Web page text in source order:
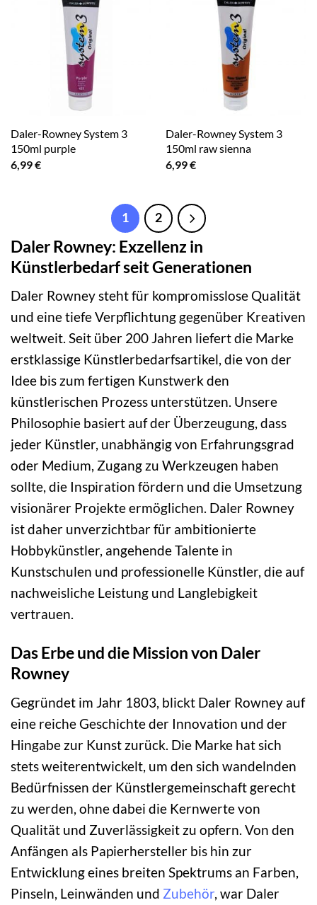
Daler-Rowney System 3
150ml purple
6,99€
Daler-Rowney System 3
150ml raw sienna
6,99€
1 2
Daler Rowney: Exzellenz in
Künstlerbedarf seit Generationen
Daler Rowney steht für kompromisslose Qualität
und eine tiefe Verpflichtung gegenüber Kreativen
weltweit. Seit über 200 Jahren liefert die Marke
erstklassige Künstlerbedarfsartikel, die von der
Idee bis zum fertigen Kunstwerk den
künstlerischen Prozess unterstützen. Unsere
Philosophie basiert auf der Überzeugung, dass
jeder Künstler, unabhängig von Erfahrungsgrad
oder Medium, Zugang zu Werkzeugen haben
sollte, die Inspiration fördern und die Umsetzung
visionärer Projekte ermöglichen. Daler Rowney
ist daher unverzichtbar für ambitionierte
Hobbykünstler, angehende Talente in
Kunstschulen und professionelle Künstler, die auf
nachweisliche Leistung und Langlebigkeit
vertrauen.
Das Erbe und die Mission von Daler
Rowney
Gegründet im Jahr 1803, blickt Daler Rowney auf
eine reiche Geschichte der Innovation und der
Hingabe zur Kunst zurück. Die Marke hat sich
stets weiterentwickelt, um den sich wandelnden
Bedürfnissen der Künstlergemeinschaft gerecht
zu werden, ohne dabei die Kernwerte von
Qualität und Zuverlässigkeit zu opfern. Von den
Anfängen als Papierhersteller bis hin zur
Entwicklung eines breiten Spektrums an Farben,
Pinseln, Leinwänden und Zubehör, war Daler